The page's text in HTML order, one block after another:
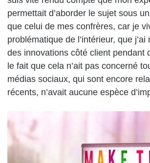
permettait d’aborder le sujet sous
que celui de mes confrères, car je
problématique de l’intérieur, que
des innovations côté client pendant
le fait que cela n’ait pas concerné
médias sociaux, qui sont encore
récents, n’avait aucune espèce